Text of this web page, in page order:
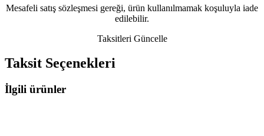
Mesafeli satış sözleşmesi gereği, ürün kullanılmamak koşuluyla iade
edilebilir.
Taksitleri Güncelle
Taksit Seçenekleri
İlgili ürünler